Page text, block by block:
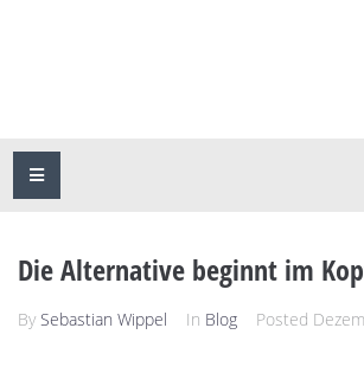
Die Alternative beginnt im
By Sebastian Wippel In Blog Posted